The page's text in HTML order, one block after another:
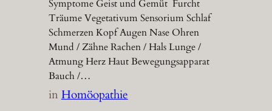
Symptome Geist und Gemüt Furcht
Träume Vegetativum Sensorium Schlaf
Schmerzen Kopf Augen Nase Ohren
Mund / Zähne Rachen / Hals Lunge /
Atmung Herz Haut Bewegungsapparat
Bauch /…
inHomöopathie